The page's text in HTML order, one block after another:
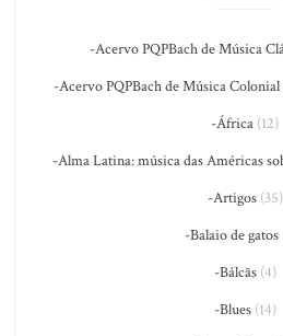
-Acervo PQPBach de Música
-Acervo PQPBach de Música
-África (12)
-Alma Latina: música das Américas
-Artigos(35)
-Balaio de gatos
-Bálcãs(4)
-Blues(14)